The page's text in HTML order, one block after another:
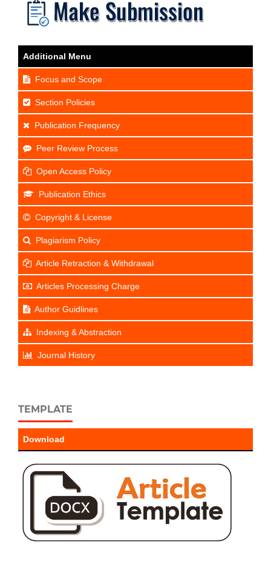
Additional Menu
Focus and Scope
Section Policies
Publication Frequency
Peer Review Process
Open Access Policy
Publication Ethics
Copyright & License
Plagiarism Policy
Article Retraction & Withdrawal
Articles Processing Charge
Author Guidlines
Indexing & Abstraction
Journal History
TEMPLATE
Download